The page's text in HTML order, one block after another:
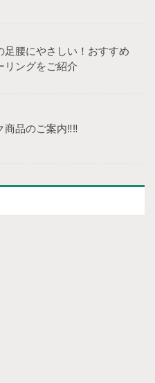
足腰にやさしい！おすすめ
リングをご紹介
商品のご案内‼‼